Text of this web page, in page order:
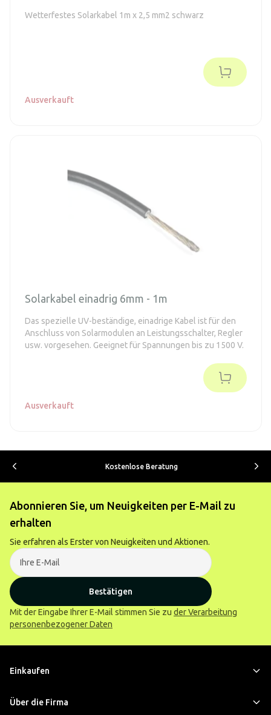
Wetterfestes Solarkabel 1m x 2,5 mm2 schwarz
Ausverkauft
Solarkabel einadrig 6mm - 1m
Das spezielle UV-beständige, einadrige Kabel ist für den
Anschluss von Solarmodulen an Leistungsschalter, Regler
usw. vorgesehen. Geeignet für Spannungen bis zu 1500 V.
Ausverkauft
Kostenlose Beratung
Abonnieren Sie, um Neuigkeiten per E-Mail zu
erhalten
Sie erfahren als Erster von Neuigkeiten und Aktionen.
Bestätigen
Mit der Eingabe Ihrer E-Mail stimmen Sie zu der Verarbeitung
personenbezogener Daten
Einkaufen
Über die Firma